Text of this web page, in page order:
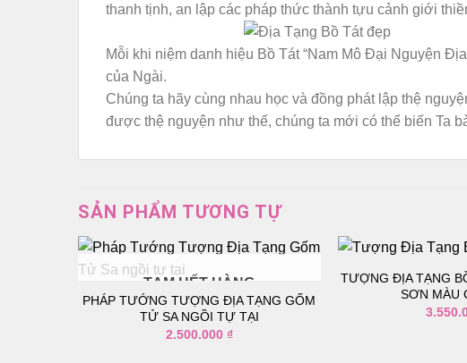
thanh tịnh, an lập các pháp thức thành tựu cảnh giới
Mỗi khi niệm danh hiệu Bồ Tát “Nam Mô Đại Nguyện
của Ngài.
Chúng ta hãy cùng nhau học và đồng phát lập thệ
được thệ nguyện như thế, chúng ta mới có thể biến Ta
SẢN PHẨM TƯƠNG TỰ
TẠM HẾT HÀNG
PHÁP TƯỚNG TƯỢNG ĐỊA TẠNG GỐM
TỬ SA NGỒI TỰ TẠI
2.500.000 ₫
TƯỢNG ĐỊA TẠNG
SƠN MÀU